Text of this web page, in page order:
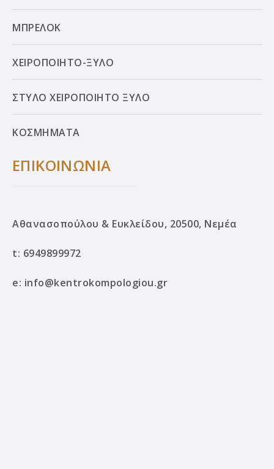
ΜΠΡΕΛΟΚ
ΧΕΙΡΟΠΟΙΗΤΟ-ΞΥΛΟ
ΣΤΥΛΟ ΧΕΙΡΟΠΟΙΗΤΟ ΞΥΛΟ
ΚΟΣΜΗΜΑΤΑ
ΕΠΙΚΟΙΝΩΝΙΑ
Αθανασοπούλου & Ευκλείδου, 20500, Νεμέα
t: 6949899972
e: info@kentrokompologiou.gr